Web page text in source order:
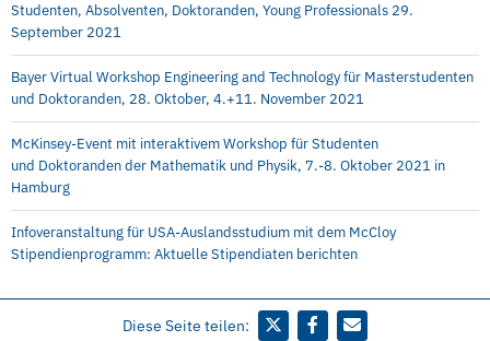
Studenten, Absolventen, Doktoranden, Young Professionals 29.
September 2021
Bayer Virtual Workshop Engineering and Technology für Masterstudenten
und Doktoranden, 28. Oktober, 4.+11. November 2021
McKinsey-Event mit interaktivem Workshop für Studenten
und Doktoranden der Mathematik und Physik, 7.-8. Oktober 2021 in
Hamburg
Infoveranstaltung für USA-Auslandsstudium mit dem McCloy
Stipendienprogramm: Aktuelle Stipendiaten berichten
Diese Seite teilen: